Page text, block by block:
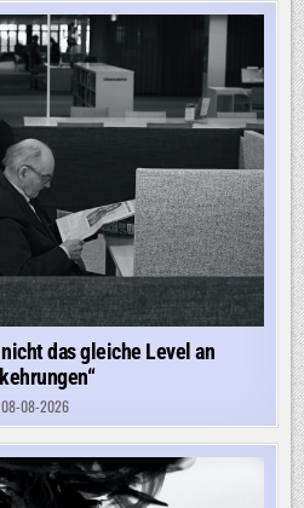
das gleiche Level an
08-08-2026